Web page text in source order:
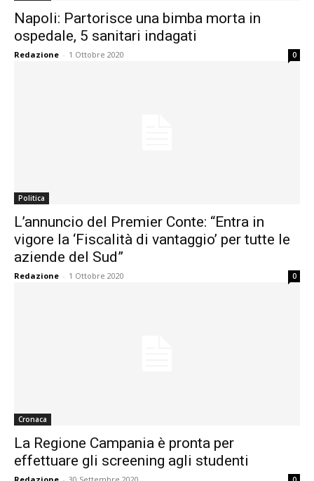
Napoli: Partorisce una bimba morta in
ospedale, 5 sanitari indagati
Redazione - 1 Ottobre 2020 0
Politica
L’annuncio del Premier Conte: “Entra in
vigore la ‘Fiscalità di vantaggio’ per tutte le
aziende del Sud”
Redazione - 1 Ottobre 2020 0
Cronaca
La Regione Campania è pronta per
effettuare gli screening agli studenti